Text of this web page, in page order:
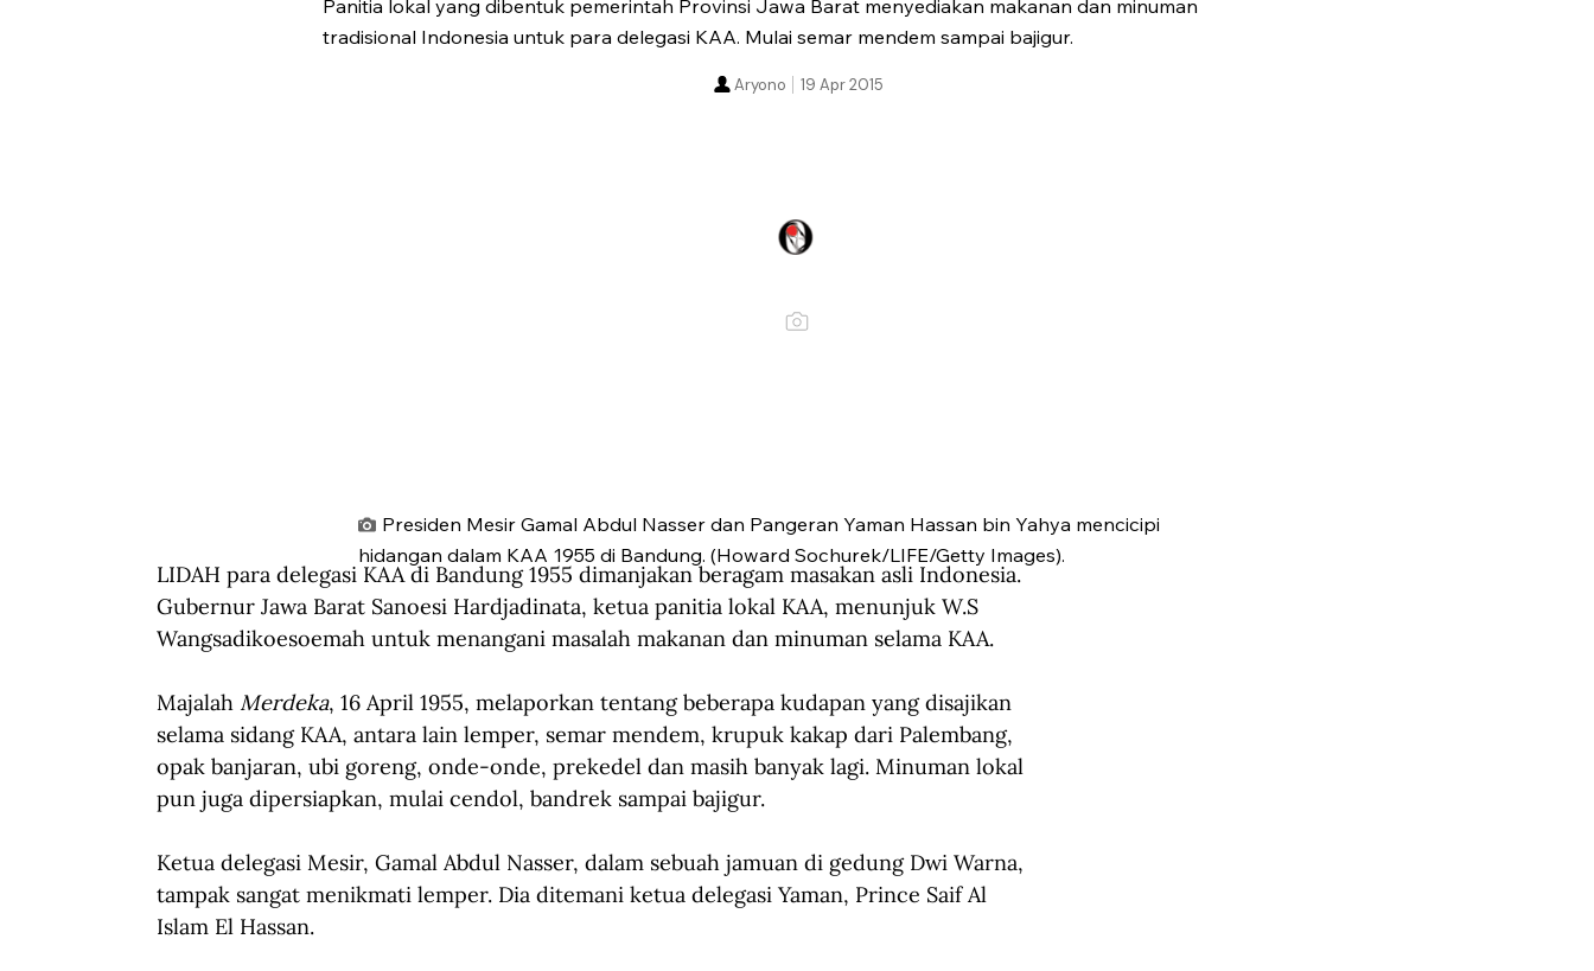
Panitia lokal yang dibentuk pemerintah Provinsi Jawa Barat menyediakan makanan dan minuman
tradisional Indonesia untuk para delegasi KAA. Mulai semar mendem sampai bajigur.
19 Apr 2015
Aryono
Presiden Mesir Gamal Abdul Nasser dan Pangeran Yaman Hassan bin Yahya mencicipi
hidangan dalam KAA 1955 di Bandung. (Howard Sochurek/LIFE/Getty Images).
LIDAH para delegasi KAA di Bandung 1955 dimanjakan beragam masakan asli Indonesia.
Gubernur Jawa Barat Sanoesi Hardjadinata, ketua panitia lokal KAA, menunjuk W.S
Wangsadikoesoemah untuk menangani masalah makanan dan minuman selama KAA.
Majalah Merdeka, 16 April 1955, melaporkan tentang beberapa kudapan yang disajikan
selama sidang KAA, antara lain lemper, semar mendem, krupuk kakap dari Palembang,
opak banjaran, ubi goreng, onde-onde, prekedel dan masih banyak lagi. Minuman lokal
pun juga dipersiapkan, mulai cendol, bandrek sampai bajigur.
Ketua delegasi Mesir, Gamal Abdul Nasser, dalam sebuah jamuan di gedung Dwi Warna,
tampak sangat menikmati lemper. Dia ditemani ketua delegasi Yaman, Prince Saif Al
Islam El Hassan.